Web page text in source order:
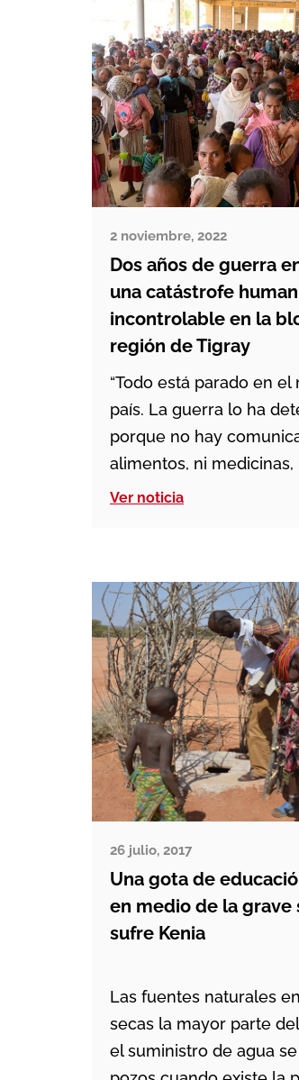
y el futuro de miles de
esta […]
2 noviembre, 2022
Dos años de guerra
una catástrofe
incontrolable en la
región de Tigray
“Todo está parado en
país. La guerra lo ha
porque no hay
alimentos, ni medicinas,
funcionan los bancos…”,
cuando comenzó el
Gobierno Federal y el […]
Ver noticia
26 julio, 2017
Una gota de
en medio de la grave
sufre Kenia
Las fuentes naturales
secas la mayor parte
el suministro de agua